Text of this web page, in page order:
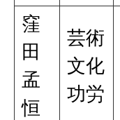
窪
田
孟
恒
芸術
文化
功労